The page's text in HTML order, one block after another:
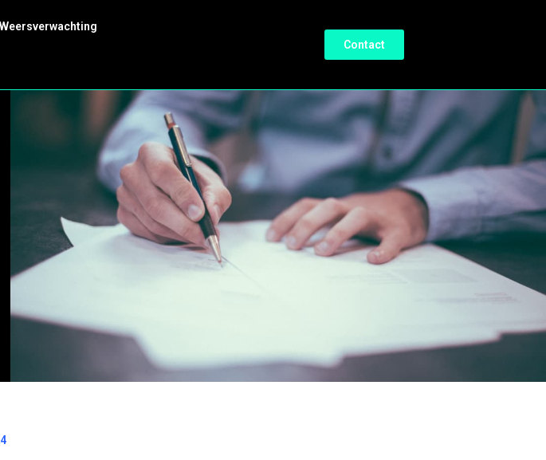
Weersverwachting
Contact